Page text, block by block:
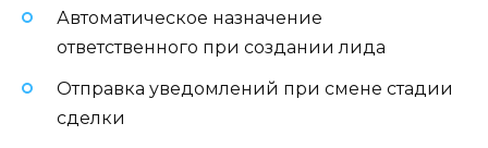
Автоматическое назначение
ответственного при создании лида
Отправка уведомлений при смене стадии
сделки